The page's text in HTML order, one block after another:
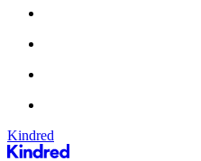
Kindred